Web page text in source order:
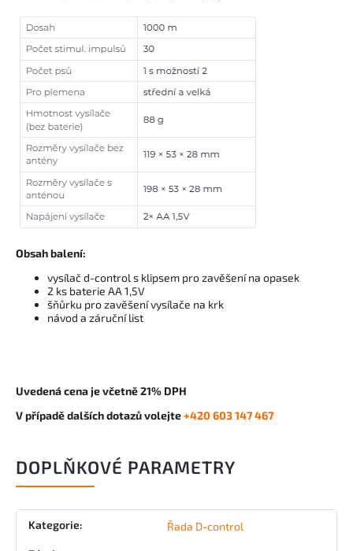
Obsah balení:
vysílač d-control s klipsem pro zavěšení na opasek
2 ks baterie AA 1,5V
šňůrku pro zavěšení vysílače na krk
návod a záruční list
Uvedená cena je včetně 21% DPH
V případě dalších dotazů volejte+420 603 147 467
DOPLŇKOVÉ PARAMETRY
Kategorie: Řada D-control